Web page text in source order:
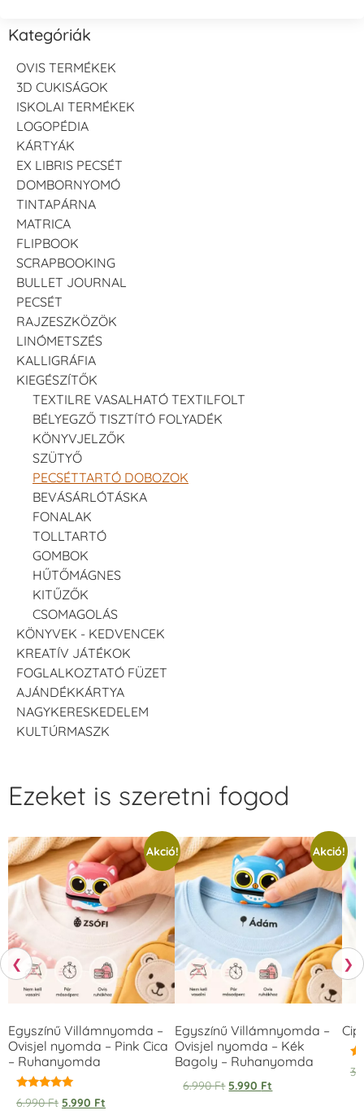
Kategóriák
OVIS TERMÉKEK
3D CUKISÁGOK
ISKOLAI TERMÉKEK
LOGOPÉDIA
KÁRTYÁK
EX LIBRIS PECSÉT
DOMBORNYOMÓ
TINTAPÁRNA
MATRICA
FLIPBOOK
SCRAPBOOKING
BULLET JOURNAL
PECSÉT
RAJZESZKÖZÖK
LINÓMETSZÉS
KALLIGRÁFIA
KIEGÉSZÍTŐK
TEXTILRE VASALHATÓ TEXTILFOLT
BÉLYEGZŐ TISZTÍTÓ FOLYADÉK
KÖNYVJELZŐK
SZÜTYŐ
PECSÉTTARTÓ DOBOZOK
BEVÁSÁRLÓTÁSKA
FONALAK
TOLLTARTÓ
GOMBOK
HŰTŐMÁGNES
KITŰZŐK
CSOMAGOLÁS
KÖNYVEK - KEDVENCEK
KREATÍV JÁTÉKOK
FOGLALKOZTATÓ FÜZET
AJÁNDÉKKÁRTYA
NAGYKERESKEDELEM
KULTÚRMASZK
❮
Ezeket is szeretni fogod
Akció!
Egyszínű Villámnyomda –
Ovisjel nyomda – Pink Cica
– Ruhanyomda
Értékelés:
5.00
6.990Ft 5.990 Ft
Akció!
Egyszínű Villámnyomda –
Ovisjel nyomda – Kék
Bagoly – Ruhanyomda
6.990Ft 5.990 Ft
❯